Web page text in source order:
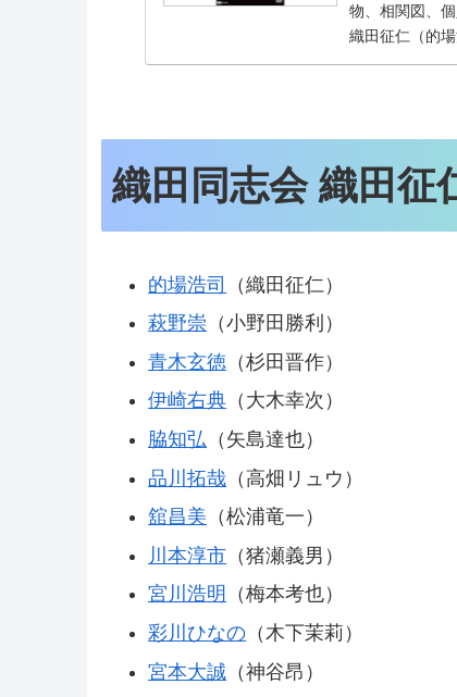
物、相関図、
織田征仁（的
し、横浜へ戻...
織田同志会 織田征
的場浩司
（織田征仁）
萩野崇 （小野田勝利）
青木玄徳 （杉田晋作）
伊崎右典 （大木幸次）
脇知弘 （矢島達也）
品川拓哉 （高畑リュウ）
舘昌美 （松浦竜一）
川本淳市 （猪瀬義男）
宮川浩明
（梅本考也）
彩川ひなの （木下茉莉）
宮本大誠 （神谷昂）